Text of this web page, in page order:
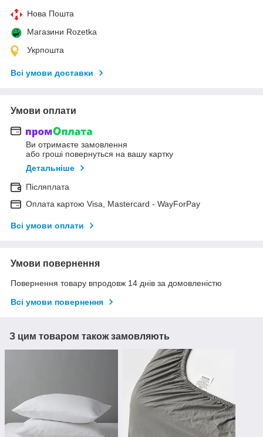
Нова Пошта
Магазини Rozetka
Укрпошта
Всі умови доставки
Умови оплати
Ви отримаєте замовлення
або гроші повернуться на вашу картку
Детальніше
Післяплата
Оплата картою Visa, Mastercard - WayForPay
Всі умови оплати
Умови повернення
Повернення товару впродовж 14 днів за домовленістю
Всі умови повернення
З цим товаром також замовляють